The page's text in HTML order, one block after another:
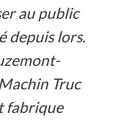
au public
depuis lors.
Truc
fabrique